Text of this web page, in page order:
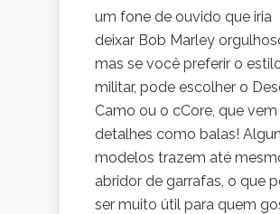
um fone de ouvido que iria
deixar Bob Marley
mas se você preferir o
militar, pode escolher o
Camo ou o cCore, que
detalhes como balas!
modelos trazem até
abridor de garrafas, o que
ser muito útil para quem